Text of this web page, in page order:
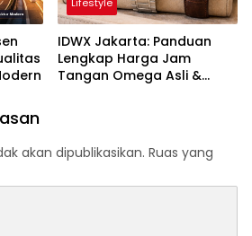
IDWX Jakarta: Panduan
Lengkap Harga Jam
Tangan Omega Asli &
akan dipublikasikan. Ruas yang